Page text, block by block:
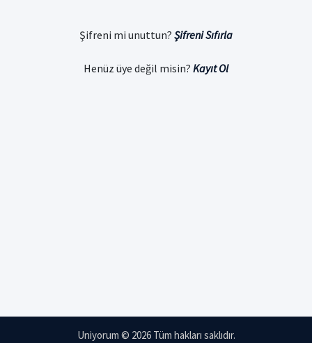
Şifreni mi unuttun? Şifreni Sıfırla
Henüz üye değil misin? Kayıt Ol
Uniyorum © 2026 Tüm hakları saklıdır.